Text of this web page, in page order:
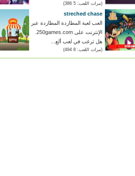
(مرات اللعب: 5 386)
streched chase
العب لعبة المطاردة المطاردة عبر
هل ترغب في لعب ألع...
(مرات اللعب: 8 494)